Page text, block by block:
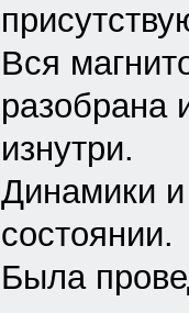
Вся
разобрана
изнутри.
Динамики
состоянии.
Была